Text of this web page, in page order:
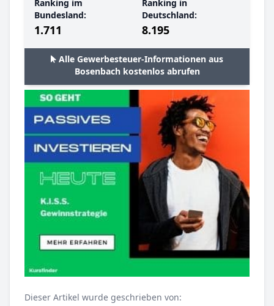
Ranking im
Bundesland:
1.711
Ranking in
Deutschland:
8.195
Alle Gewerbesteuer-Informationen aus
Bosenbach kostenlos abrufen
Dieser Artikel wurde geschrieben von: